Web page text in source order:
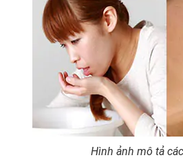
Hình ảnh mô tả